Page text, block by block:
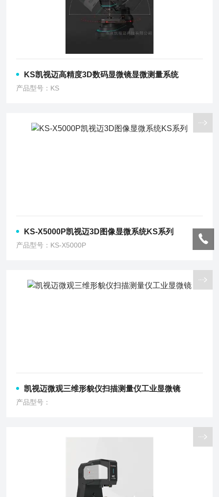
KS凯视迈高精度3D数码显微镜显微测量系统
产品型号：KS
KS-X5000P凯视迈3D图像显微系统KS系列
产品型号：KS-X5000P
凯视迈微观三维形貌仪扫描测量仪工业显微镜
产品型号：